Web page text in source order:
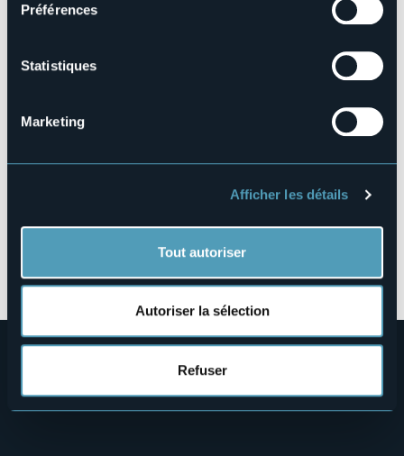
Préférences
Statistiques
Marketing
Afficher les détails
Tout autoriser
Autoriser la sélection
Refuser
Via Vignolo Park, 1
Passera (VB)